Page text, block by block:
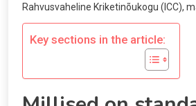
Rahvusvaheline Kriketinõukogu (ICC),
Key sections in the article: